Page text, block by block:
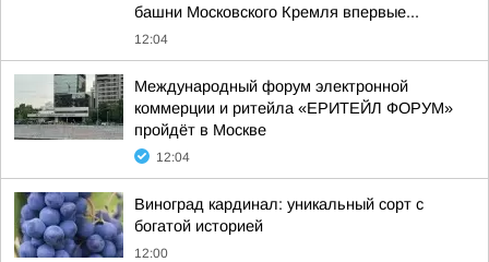
башни Московского Кремля впервые...
12:04
Международный форум электронной
коммерции и ритейла «ЕРИТЕЙЛ ФОРУМ»
пройдёт в Москве
12:04
Виноград кардинал: уникальный сорт с
богатой историей
12:00